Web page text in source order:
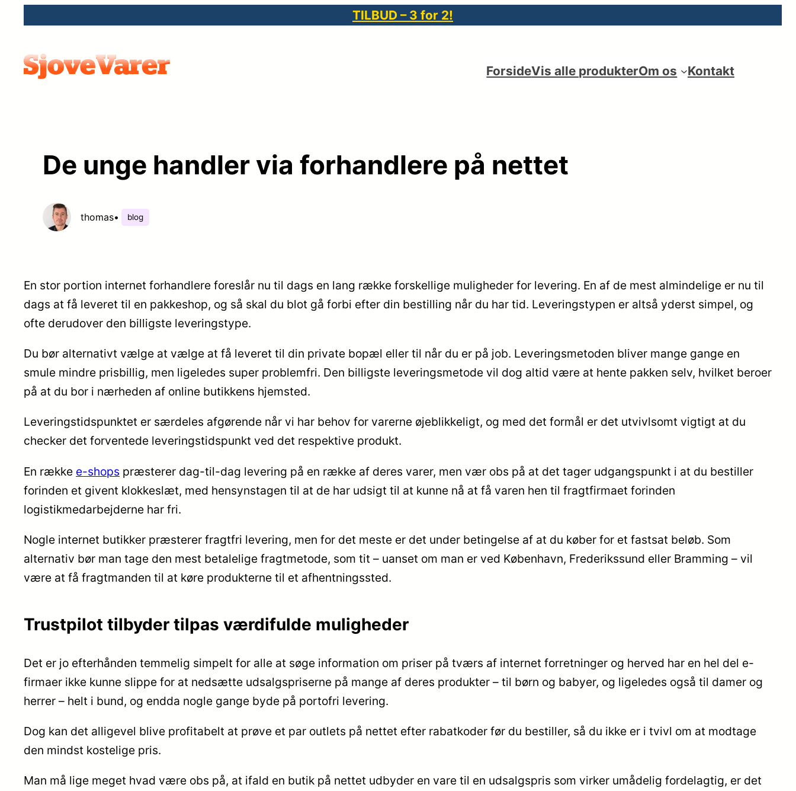
indhold
TILBUD – 3 for 2!
ForsideVis alle produkterOm os Kontakt
De unge handler via forhandlere på nettet
thomas• blog
En stor portion internet forhandlere foreslår nu til dags en lang række forskellige muligheder for levering. En af de mest almindelige er nu til
dags at få leveret til en pakkeshop, og så skal du blot gå forbi efter din bestilling når du har tid. Leveringstypen er altså yderst simpel, og
ofte derudover den billigste leveringstype.
Du bør alternativt vælge at vælge at få leveret til din private bopæl eller til når du er på job. Leveringsmetoden bliver mange gange en
smule mindre prisbillig, men ligeledes super problemfri. Den billigste leveringsmetode vil dog altid være at hente pakken selv, hvilket beroer
på at du bor i nærheden af online butikkens hjemsted.
Leveringstidspunktet er særdeles afgørende når vi har behov for varerne øjeblikkeligt, og med det formål er det utvivlsomt vigtigt at du
checker det forventede leveringstidspunkt ved det respektive produkt.
En række e-shops præsterer dag-til-dag levering på en række af deres varer, men vær obs på at det tager udgangspunkt i at du bestiller
forinden et givent klokkeslæt, med hensynstagen til at de har udsigt til at kunne nå at få varen hen til fragtfirmaet forinden
logistikmedarbejderne har fri.
Nogle internet butikker præsterer fragtfri levering, men for det meste er det under betingelse af at du køber for et fastsat beløb. Som
alternativ bør man tage den mest betalelige fragtmetode, som tit – uanset om man er ved København, Frederikssund eller Bramming – vil
være at få fragtmanden til at køre produkterne til et afhentningssted.
Trustpilot tilbyder tilpas værdifulde muligheder
Det er jo efterhånden temmelig simpelt for alle at søge information om priser på tværs af internet forretninger og herved har en hel del e-
firmaer ikke kunne slippe for at nedsætte udsalgspriserne på mange af deres produkter – til børn og babyer, og ligeledes også til damer og
herrer – helt i bund, og endda nogle gange byde på portofri levering.
Dog kan det alligevel blive profitabelt at prøve et par outlets på nettet efter rabatkoder før du bestiller, så du ikke er i tvivl om at modtage
den mindst kostelige pris.
Man må lige meget hvad være obs på, at ifald en butik på nettet udbyder en vare til en udsalgspris som virker umådelig fordelagtig, er det